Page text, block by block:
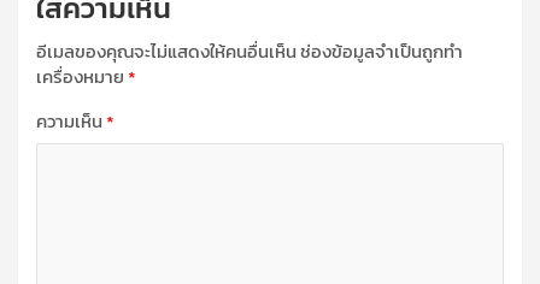
อีเมลของคุณจะไม่แสดงให้คนอื่นเห็นช่องข้อมูลจำเป็นถูกทำ
เครื่องหมาย*
ความเห็น*